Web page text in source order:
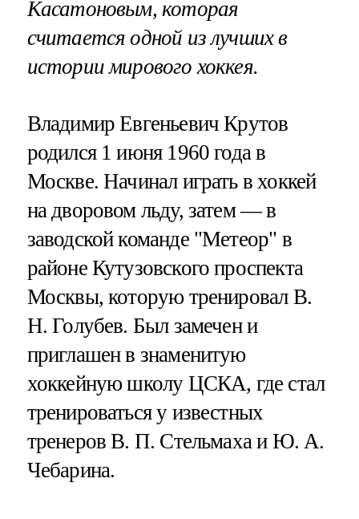
Касатоновым, которая
считается одной из лучших в
истории мирового хоккея.
Владимир Евгеньевич Крутов
родился 1 июня 1960 года в
Москве. Начинал играть в хоккей
на дворовом льду, затем — в
заводской команде "Метеор" в
районе Кутузовского проспекта
Москвы, которую тренировал В.
Н. Голубев. Был замечен и
приглашен в знаменитую
хоккейную школу ЦСКА, где стал
тренироваться у известных
тренеров В. П. Стельмаха и Ю. А.
Чебарина.